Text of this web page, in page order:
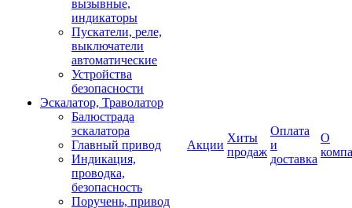
вызывные,
индикаторы
Пускатели, реле,
выключатели
автоматические
Устройства
безопасности
Эскалатор, Траволатор
Балюстрада
эскалатора
Главный привод
Индикация,
проводка,
безопасность
Поручень, привод
Акции
Хиты
продаж
Оплата
и
доставка
О